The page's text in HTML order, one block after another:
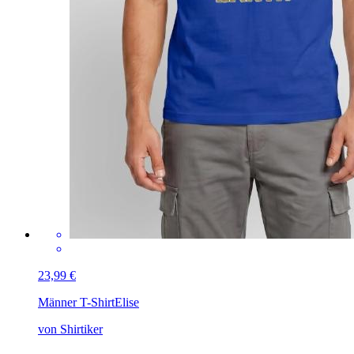
23,99 €
Männer T-ShirtElise
von Shirtiker